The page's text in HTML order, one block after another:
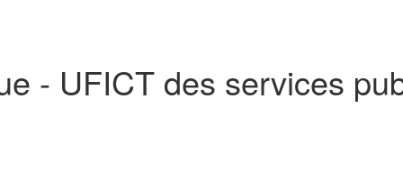
- UFICT des services